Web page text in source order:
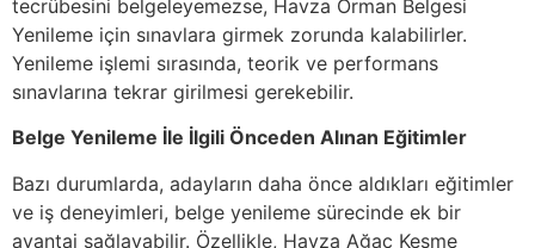
tecrübesini belgeleyemezse, Havza Orman Belgesi
Yenileme için sınavlara girmek zorunda kalabilirler.
Yenileme işlemi sırasında, teorik ve performans
sınavlarına tekrar girilmesi gerekebilir.
Belge Yenileme İle İlgili Önceden Alınan Eğitimler
Bazı durumlarda, adayların daha önce aldıkları eğitimler
ve iş deneyimleri, belge yenileme sürecinde ek bir
avantaj sağlayabilir. Özellikle, Havza Ağaç Kesme